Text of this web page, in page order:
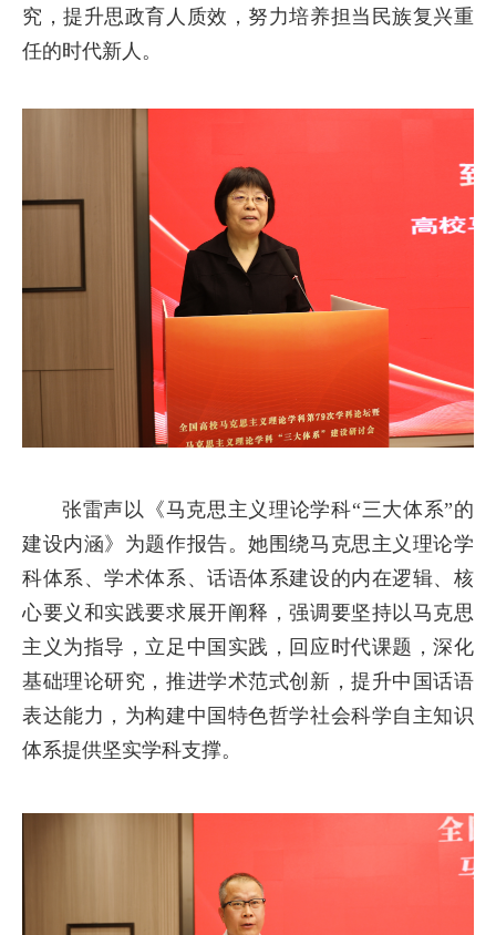
究，提升思政育人质效，努力培养担当民族复兴重
任的时代新人。
张雷声以《马克思主义理论学科“三大体系”的
建设内涵》为题作报告。她围绕马克思主义理论学
科体系、学术体系、话语体系建设的内在逻辑、核
心要义和实践要求展开阐释，强调要坚持以马克思
主义为指导，立足中国实践，回应时代课题，深化
基础理论研究，推进学术范式创新，提升中国话语
表达能力，为构建中国特色哲学社会科学自主知识
体系提供坚实学科支撑。